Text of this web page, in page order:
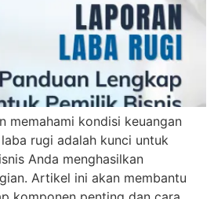
memahami kondisi keuangan
rugi adalah kunci untuk
Anda menghasilkan
Artikel ini akan membantu